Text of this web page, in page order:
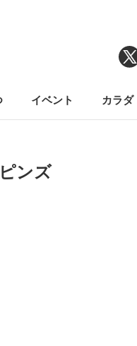
イベント カラダ
ンズ